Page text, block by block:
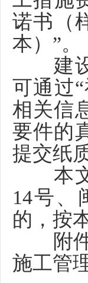
诺书（
本）”。
建设
可通过
相关信
要件的
提交纸
本文
14号、
的，按
附件
施工管